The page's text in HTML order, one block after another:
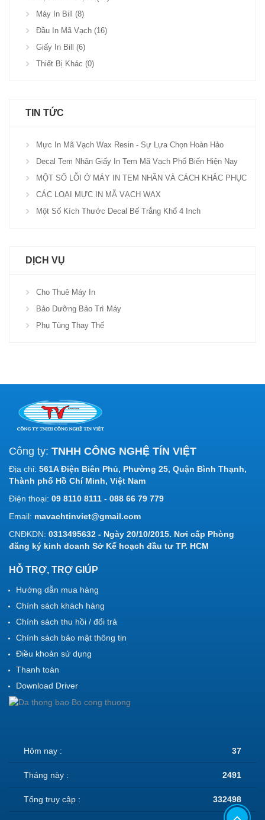
Máy In Bill (8)
Đầu In Mã Vạch (16)
Giấy In Bill (6)
Thiết Bị Khác (0)
TIN TỨC
Mực In Mã Vạch Wax Resin - Sự Lựa Chọn Hoàn Hảo
Decal Tem Nhãn Giấy In Tem Mã Vạch Phổ Biến Hiện Nay
MỘT SỐ LỖI Ở MÁY IN TEM NHÃN VÀ CÁCH KHẮC PHỤC
CÁC LOẠI MỰC IN MÃ VẠCH WAX
Một Số Kích Thước Decal Bế Trắng Khổ 4 Inch
DỊCH VỤ
Cho Thuê Máy In
Bảo Dưỡng Bảo Trì Máy
Phụ Tùng Thay Thế
Công ty: TNHH CÔNG NGHỆ TÍN VIỆT
Địa chỉ: 561A Điện Biên Phủ, Phường 25, Quận Bình Thạnh,
Thành phố Hồ Chí Minh, Việt Nam
Điện thoại: 09 8110 8111 - 088 66 79 779
Email: mavachtinviet@gmail.com
CNĐKDN: 0313495632 - Ngày 20/10/2015. Nơi cấp Phòng
đăng ký kinh doanh Sở Kế hoạch đầu tư TP. HCM
HỖ TRỢ, TRỢ GIÚP
Hướng dẫn mua hàng
Chính sách khách hàng
Chính sách thu hồi / đổi trả
Chính sách bảo mật thông tin
Điều khoản sử dụng
Thanh toán
Download Driver
Hôm nay : 37
Tháng này : 2491
Tổng truy cập : 332498